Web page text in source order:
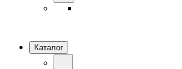
Каталог